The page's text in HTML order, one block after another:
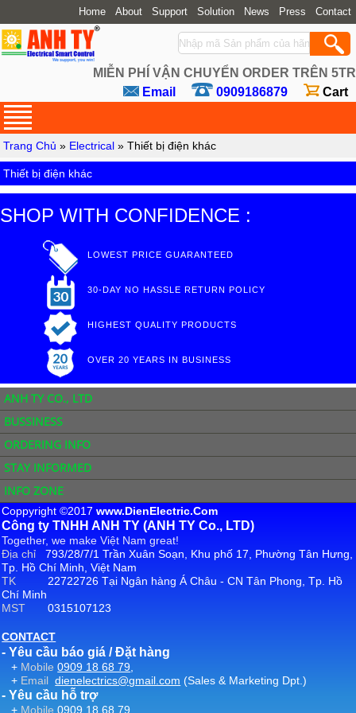
Home About Support Solution News Press Contact
MIỄN PHÍ VẬN CHUYỂN ORDER TRÊN 5TR
Email
0909186879 Cart
Trang Chủ » Electrical »Thiết bị điện khác
Thiết bị điện khác
SHOP WITH CONFIDENCE :
LOWEST PRICE GUARANTEED
30-DAY NO HASSLE RETURN POLICY
HIGHEST QUALITY PRODUCTS
OVER 20 YEARS IN BUSINESS
ANH TY CO., LTD
BUSSINESS
ORDERING INFO
STAY INFORMED
INFO ZONE
Coppyright ©2017www.DienElectric.Com
Công ty TNHH ANH TY (ANH TY Co., LTD)
Together, we make Việt Nam great!
Địa chỉ793/28/7/1 Trần Xuân Soạn, Khu phố 17, Phường Tân Hưng,
Tp. Hồ Chí Minh, Việt Nam
TK22722726 Tại Ngân hàng Á Châu - CN Tân Phong, Tp. Hồ
Chí Minh
MST0315107123
CONTACT
- Yêu cầu báo giá / Đặt hàng
+ Mobile 0909 18 68 79,
+ Email dienelectrics@gmail.com (Sales & Marketing Dpt.)
- Yêu cầu hỗ trợ
+ Mobile 0909 18 68 79